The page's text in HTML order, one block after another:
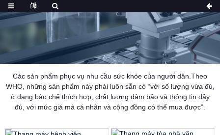
Các sản phẩm phục vụ nhu cầu sức khỏe của người dân.Theo
WHO, những sản phẩm này phải luôn sẵn có “với số lượng vừa đủ,
ở dạng bào chế thích hợp, chất lượng đảm bảo và thông tin đầy
đủ, với mức giá mà cá nhân và cộng đồng có thể mua được”.